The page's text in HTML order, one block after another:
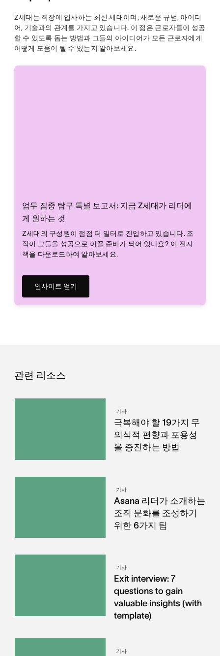
Z세대는 직장에 입사하는 최신 세대이며, 새로운 규범, 아이디
어, 기술과의 관계를 가지고 있습니다. 이 젊은 근로자들이 성공
할 수 있도록 돕는 방법과 그들의 아이디어가 모든 근로자에게
어떻게 도움이 될 수 있는지 알아보세요.
업무 집중 탐구 특별 보고서: 지금 Z세대가 리더에
게 원하는 것
Z세대의 구성원이 점점 더 일터로 진입하고 있습니다. 조
직이 그들을 성공으로 이끌 준비가 되어 있나요? 이 전자
책을 다운로드하여 알아보세요.
인사이트 얻기
관련 리소스
기사
극복해야 할 19가지 무
의식적 편향과 포용성
을 증진하는 방법
기사
Asana 리더가 소개하는
조직 문화를 조성하기
위한 6가지 팁
기사
Exit interview: 7
questions to gain
valuable insights (with
template)
기사